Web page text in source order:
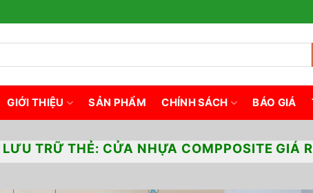
GIỚI THIỆU SẢN PHẨM CHÍNH SÁCH BÁO GIÁ
LƯU TRỮ THẺ: CỬA NHỰA COMPPOSITE GIÁ